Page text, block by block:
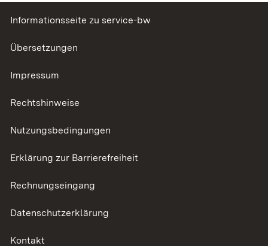
Informationsseite zu service-bw
Übersetzungen
Impressum
Rechtshinweise
Nutzungsbedingungen
Erklärung zur Barrierefreiheit
Rechnungseingang
Datenschutzerklärung
Kontakt